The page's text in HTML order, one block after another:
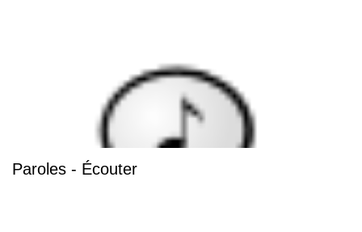
Paroles - Écouter